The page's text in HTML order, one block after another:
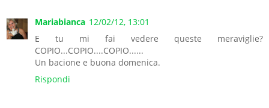
Mariabianca 12/02/12, 13:01
E tu mi fai vedere queste meraviglie?
COPIO...COPIO....COPIO......
Un bacione e buona domenica.
Rispondi